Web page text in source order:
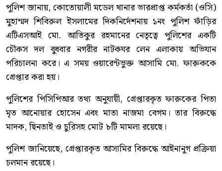
পুলিশ জানায়, কোতোয়ালী মডেল থানার ভারপ্রাপ্ত কর্মকর্তা (ওসি)
মুহাম্মদ শিবিরুল ইসলামের দিকনির্দেশনায় ১নং পুলিশ ফাঁড়ির
এটিএসআই মো. আতিকুর রহমানের নেতৃত্বে পুলিশের একটি
চৌকস দল বুধবার নগরীর নাটকঘর লেন এলাকায় অভিযান
পরিচালনা করে। এ সময় ওয়ারেন্টভুক্ত আসামি মো. ফারুককে
গ্রেপ্তার করা হয়।
পুলিশের পিসিপিআর তথ্য অনুযায়ী, গ্রেপ্তারকৃত ফারুকের পিতা
মৃত আনোয়ার হোসেন এবং মাতা নাজমা বেগম। তার বিরুদ্ধে
মাদক, ছিনতাই ও চুরিসহ মোট ৮টি মামলা রয়েছে।
পুলিশ জানিয়েছে, গ্রেপ্তারকৃত আসামির বিরুদ্ধে আইনানুগ প্রক্রিয়া
চলমান রয়েছে।